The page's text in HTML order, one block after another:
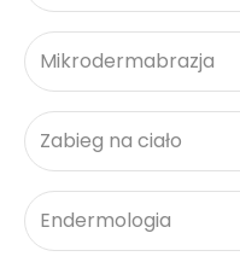
Mikrodermabrazja
Zabieg na ciało
Endermologia